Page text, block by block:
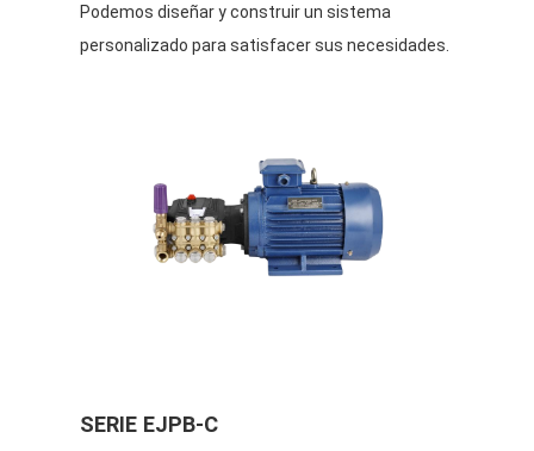
Podemos diseñar y construir un sistema
personalizado para satisfacer sus necesidades.
SERIE EJPB-C